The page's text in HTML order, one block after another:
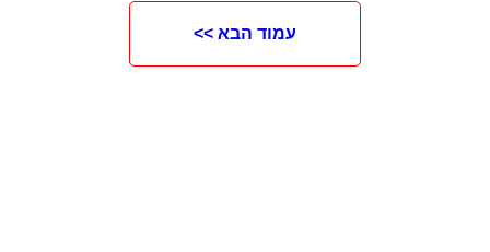
עמוד הבא >>